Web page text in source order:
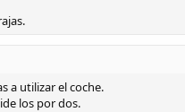
a utilizar el coche.
los por dos.